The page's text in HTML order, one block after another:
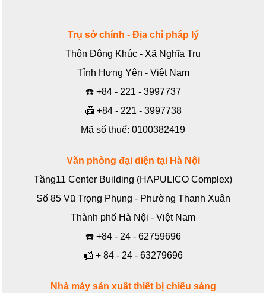
Trụ sở chính - Địa chỉ pháp lý
Thôn Đông Khúc - Xã Nghĩa Trụ
Tỉnh Hưng Yên - Việt Nam
☎️ +84 - 221 - 3997737
📠 +84 - 221 - 3997738
Mã số thuế: 0100382419
Văn phòng đại diện tại Hà Nội
Tầng11 Center Building (HAPULICO Complex)
Số 85 Vũ Trọng Phụng - Phường Thanh Xuân
Thành phố Hà Nội - Việt Nam
☎️ +84 - 24 - 62759696
📠 + 84 - 24 - 63279696
Nhà máy sản xuất thiết bị chiếu sáng